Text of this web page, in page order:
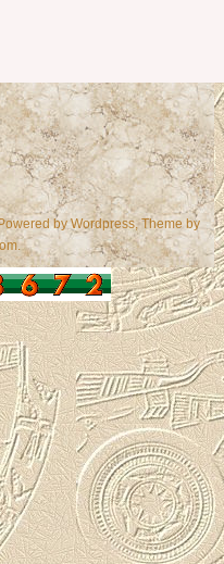
byWordpress, Theme by
.